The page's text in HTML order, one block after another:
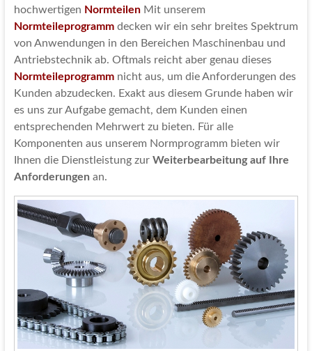
hochwertigen NormteilenMit unserem
Normteileprogrammdecken wir ein sehr breites Spektrum
von Anwendungen in den Bereichen Maschinenbau und
Antriebstechnik ab. Oftmals reicht aber genau dieses
Normteileprogrammnicht aus, um die Anforderungen des
Kunden abzudecken. Exakt aus diesem Grunde haben wir
es uns zur Aufgabe gemacht, dem Kunden einen
entsprechenden Mehrwert zu bieten. Für alle
Komponenten aus unserem Normprogramm bieten wir
Ihnen die Dienstleistung zur Weiterbearbeitung auf Ihre
Anforderungen an.